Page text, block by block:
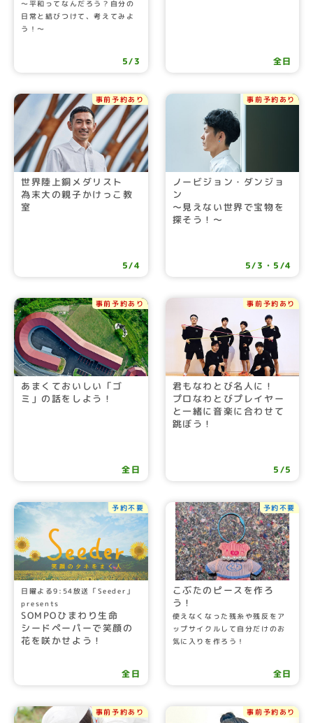
～平和ってなんだろう？自分の
日常と結びつけて、考えてみよ
う！～
5/3 全日
事前予約あり
世界陸上銅メダリスト
為末大の親子かけっこ教
室
5/4
事前予約あり
ノービジョン・ダンジョ
ン
〜見えない世界で宝物を
探そう！〜
5/3・5/4
事前予約あり
あまくておいしい「ゴ
ミ」の話をしよう！
全日
事前予約あり
君もなわとび名人に！
プロなわとびプレイヤー
と一緒に音楽に合わせて
跳ぼう！
5/5
予約不要
日曜よる9:54放送「Seeder」
presents
SOMPOひまわり生命
シードペーパーで笑顔の
花を咲かせよう！
全日
予約不要
こぶたのピースを作ろ
う！
使えなくなった残糸や残反をア
ップサイクルして自分だけのお
気に入りを作ろう！
全日
事前予約あり 事前予約あり